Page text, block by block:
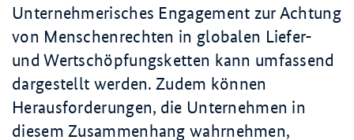
Unternehmerisches Engagement zur Achtung
von Menschenrechten in globalen Liefer-
und Wertschöpfungsketten kann umfassend
dargestellt werden. Zudem können
Herausforderungen, die Unternehmen in
diesem Zusammenhang wahrnehmen,